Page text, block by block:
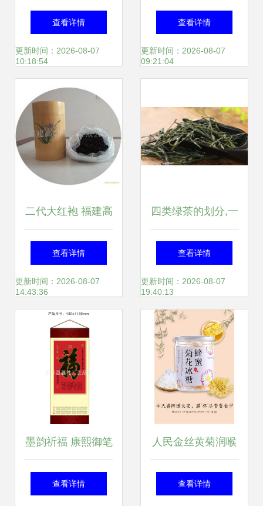
下“摇钱树” 万亩金
槐结“金米” 陶瓷
查看详情
更新时间：2026-08-07
10:18:54
与茶香的完美融合
查看详情
更新时间：2026-08-07
09:21:04
二代大红袍 福建高
山茶叶的匠心传承
与自然馈赠
查看详情
更新时间：2026-08-07
14:43:36
四类绿茶的划分,一
张图帮你理清
查看详情
更新时间：2026-08-07
19:40:13
墨韵祈福 康熙御笔
与羊年祥瑞的交织
查看详情
人民金丝黄菊润喉
茶饮品小包装糖块
查看详情